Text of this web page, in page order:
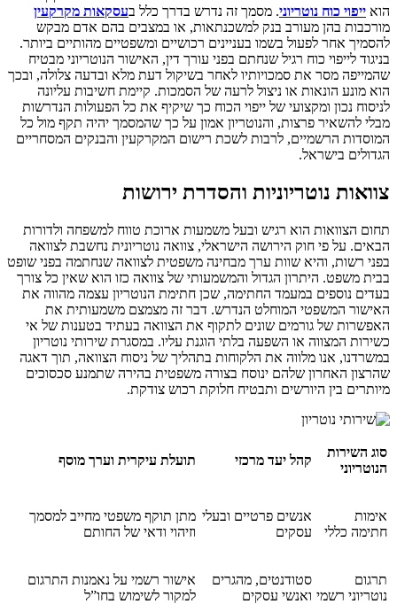
הוא ייפוי כוח נוטריוני. מסמך זה נדרש בדרך כלל בעסקאות מקרקעין
מורכבות בהן מעורב בנק למשכנתאות, או במצבים בהם אדם מבקש
להסמיך אחר לפעול בשמו בעניינים רכושיים ומשפטיים מהותיים ביותר.
בניגוד לייפוי כוח רגיל שנחתם בפני עורך דין, האישור הנוטריוני מבטיח
שהמייפה מסר את סמכויותיו לאחר בשיקול דעת מלא ובדעה צלולה, ובכך
הוא מונע הונאות או ניצול לרעה של הסמכות. קיימת חשיבות עליונה
לניסוח נכון ומקצועי של ייפוי הכוח כך שיקיף את כל הפעולות הנדרשות
מבלי להשאיר פרצות, והנוטריון אמון על כך שהמסמך יהיה תקף מול כל
המוסדות הרשמיים, לרבות לשכת רישום המקרקעין והבנקים המסחריים
הגדולים בישראל.
צוואות נוטריוניות והסדרת ירושות
תחום הצוואות הוא רגיש ובעל משמעות ארוכת טווח למשפחה ולדורות
הבאים. על פי חוק הירושה הישראלי, צוואה נוטריונית נחשבת לצוואה
בפני רשות, והיא שוות ערך מבחינה משפטית לצוואה שנחתמה בפני שופט
בבית משפט. היתרון הגדול והמשמעותי של צוואה כזו הוא שאין כל צורך
בעדים נוספים במעמד החתימה, שכן חתימת הנוטריון עצמה מהווה את
האישור המשפטי המוחלט הנדרש. דבר זה מצמצם משמעותית את
האפשרות של גורמים שונים לתקוף את הצוואה בעתיד בטענות של אי
כשירות המצווה או השפעה בלתי הוגנת עליו. במסגרת שירותי נוטריון
במשרדנו, אנו מלווה את הלקוחות בתהליך של ניסוח הצוואה, תוך דאגה
שהרצון האחרון שלהם ינוסח בצורה משפטית בהירה שתמנע סכסוכים
מיותרים בין היורשים ותבטיח חלוקת רכוש צודקת.
סוג השירות
הנוטריוני
קהל יעד מרכזי תועלת עיקרית וערך מוסף
אימות
חתימה כללי
אנשים פרטיים ובעלי
עסקים
מתן תוקף משפטי מחייב למסמך
וזיהוי ודאי של החותם
תרגום
נוטריוני רשמי
סטודנטים, מהגרים
ואנשי עסקים
אישור רשמי על נאמנות התרגום
למקור לשימוש בחו”ל